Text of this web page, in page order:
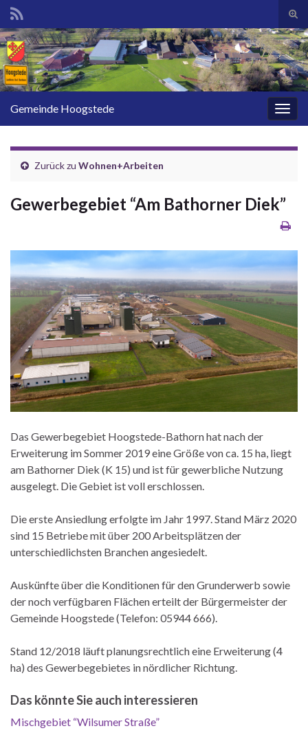
Search for:
Gemeinde Hoogstede
Zurück zu Wohnen+Arbeiten
Gewerbegebiet “Am Bathorner Diek”
Das Gewerbegebiet Hoogstede-Bathorn hat nach der
Erweiterung im Sommer 2019 eine Größe von ca. 15 ha, liegt
am Bathorner Diek (K 15) und ist für gewerbliche Nutzung
ausgelegt. Die Gebiet ist voll erschlossen.
Die erste Ansiedlung erfolgte im Jahr 1997. Stand März 2020
sind 15 Betriebe mit über 200 Arbeitsplätzen der
unterschiedlichsten Branchen angesiedelt.
Auskünfte über die Konditionen für den Grunderwerb sowie
der noch verfügbaren Flächen erteilt der Bürgermeister der
Gemeinde Hoogstede (Telefon: 05944 666).
Stand 12/2018 läuft planungsrechtlich eine Erweiterung (4
ha) des Gewerbegebietes in nördlicher Richtung.
Das könnte Sie auch interessieren
Mischgebiet “Wilsumer Straße”